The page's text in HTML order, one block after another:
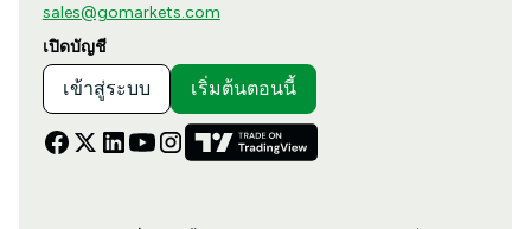
sales@gomarkets.com
เปิดบัญชี
เข้าสู่ระบบ เริ่มต้นตอนนี้